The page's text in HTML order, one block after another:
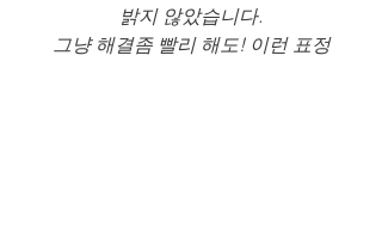
밝지 않았습니다.
그냥 해결좀 빨리 해도! 이런 표정